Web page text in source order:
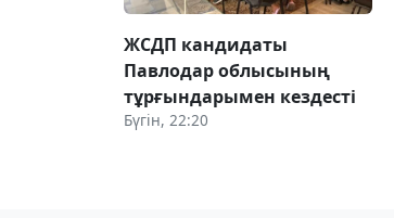
ЖСДП кандидаты
Павлодар облысының
тұрғындарымен кездесті
Бүгін, 22:20